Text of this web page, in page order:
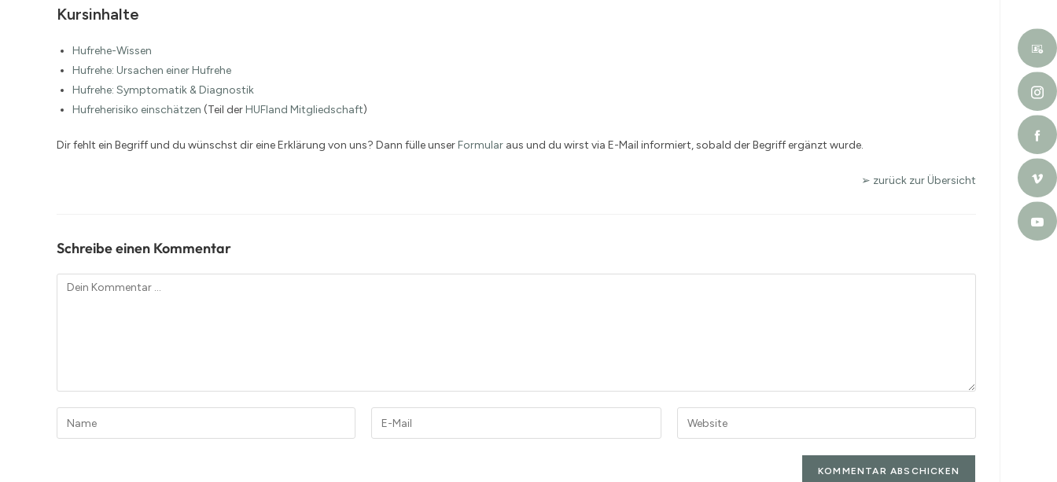
Kursinhalte
Hufrehe-Wissen
Hufrehe: Ursachen einer Hufrehe
Hufrehe: Symptomatik & Diagnostik
Hufreherisiko einschätzen (Teil derHUFland Mitgliedschaft)
Dir fehlt ein Begriff und du wünschst dir eine Erklärung von uns? Dann fülle unserFormular aus und du wirst via E-Mail informiert, sobald der Begriff ergänzt wurde.
➢ zurück zur Übersicht
Schreibe einen Kommentar
l